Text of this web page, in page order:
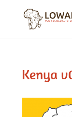
Kenya